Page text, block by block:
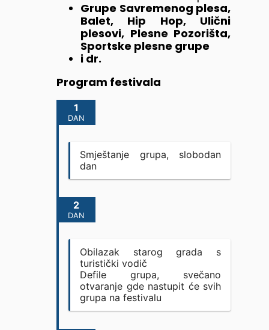
Grupe Savremenog plesa,
Balet, Hip Hop, Ulični
plesovi, Plesne Pozorišta,
Sportske plesne grupe
i dr.
Program festivala
1
DAN
Smještanje grupa, slobodan
dan
2
DAN
Obilazak starog grada s
turistički vodič
Defile grupa, svečano
otvaranje gde nastupit će svih
grupa na festivalu